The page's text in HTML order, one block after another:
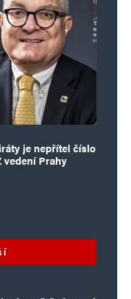
je nepřítel číslo
vedení Prahy